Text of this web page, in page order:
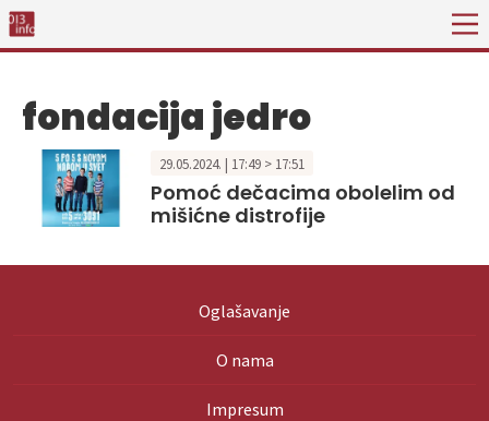
fondacija jedro
29.05.2024. | 17:49 > 17:51
Pomoć dečacima obolelim od
mišićne distrofije
Oglašavanje
O nama
Impresum